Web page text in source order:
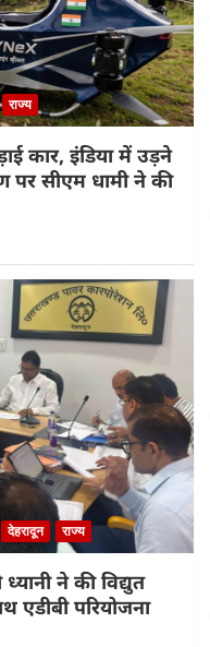
राज्य
कार, इंडिया में उड़ने
पर सीएम धामी ने की
देहरादून राज्य
ने की विद्युत
परियोजना